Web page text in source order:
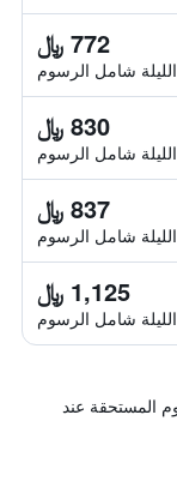
772 ﷼
شامل الرسوم
830 ﷼
شامل الرسوم
837 ﷼
شامل الرسوم
1,125 ﷼
شامل الرسوم
المستحقة عند